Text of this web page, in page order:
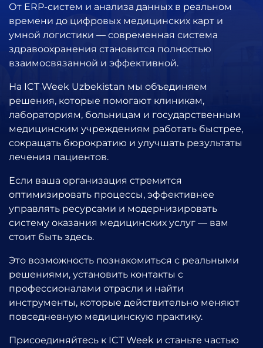
От ERP-систем и анализа данных в реальном
времени до цифровых медицинских карт и
умной логистики — современная система
здравоохранения становится полностью
взаимосвязанной и эффективной.
На ICT Week Uzbekistan мы объединяем
решения, которые помогают клиникам,
лабораториям, больницам и государственным
медицинским учреждениям работать быстрее,
сокращать бюрократию и улучшать результаты
лечения пациентов.
Если ваша организация стремится
оптимизировать процессы, эффективнее
управлять ресурсами и модернизировать
систему оказания медицинских услуг — вам
стоит быть здесь.
Это возможность познакомиться с реальными
решениями, установить контакты с
профессионалами отрасли и найти
инструменты, которые действительно меняют
повседневную медицинскую практику.
Присоединяйтесь к ICT Week и станьте частью